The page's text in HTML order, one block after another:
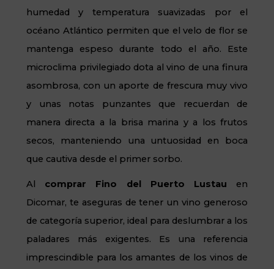
humedad y temperatura suavizadas por el
océano Atlántico permiten que el velo de flor se
mantenga espeso durante todo el año. Este
microclima privilegiado dota al vino de una finura
asombrosa, con un aporte de frescura muy vivo
y unas notas punzantes que recuerdan de
manera directa a la brisa marina y a los frutos
secos, manteniendo una untuosidad en boca
que cautiva desde el primer sorbo.
Al comprar Fino del Puerto Lustau en
Dicomar, te aseguras de tener un vino generoso
de categoría superior, ideal para deslumbrar a los
paladares más exigentes. Es una referencia
imprescindible para los amantes de los vinos de